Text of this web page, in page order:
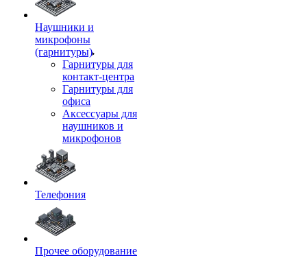
Наушники и
микрофоны
(гарнитуры)
Гарнитуры для
контакт-центра
Гарнитуры для
офиса
Аксессуары для
наушников и
микрофонов
Телефония
Прочее оборудование